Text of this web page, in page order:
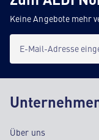
Keine Angebote mehr
E-Mail-Adresse
Über uns